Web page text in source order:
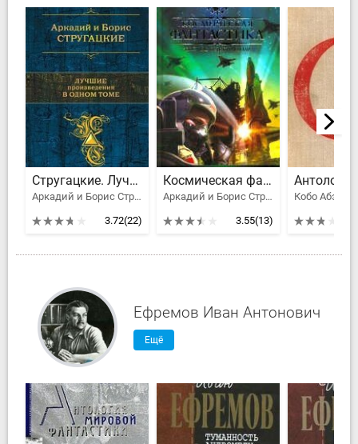
Стругацкие. Лучшие произведения в одном томе
Аркадий и Борис Стругацкие
3.72(22)
Космическая фантастика, или Космос будет нашим!
Аркадий и Борис Стругацкие, Сергей Лукьяненко, Первушина Елена Владимировна, Балабуха Андрей Дмитриевич, Логинов Святослав Владимирович, Дивов Олег Игоревич, Громов Александр Николаевич, Первушин Антон Иванович, Михайлов Владимир Дмитриевич, Рыбаков Вячеслав Михайлович Хольм ван Зайчик, Етоев Александр Васильевич, Бессонов Алексей Игоревич, Прашкевич Геннадий Мартович, Афанасьев Леонид Б., Измайлов Андрей, Юлий и Станислав Буркины, Михайлов Владимир Георгиевич
3.55(13)
Ефремов Иван Антонович
Ещё